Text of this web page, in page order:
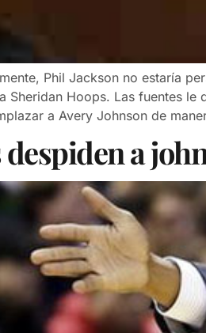
Phil Jackson no estaría
Sheridan Hoops. Las fuentes
a Avery Johnson de
despiden a